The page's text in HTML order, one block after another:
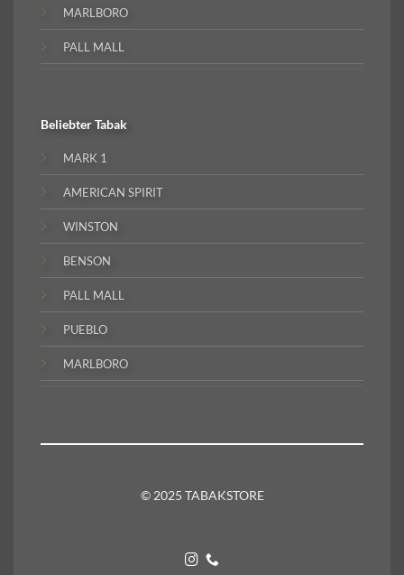
MARLBORO
PALL MALL
BeliebterTabak
MARK 1
AMERICAN SPIRIT
WINSTON
BENSON
PALL MALL
PUEBLO
MARLBORO
© 2025 TABAKSTORE